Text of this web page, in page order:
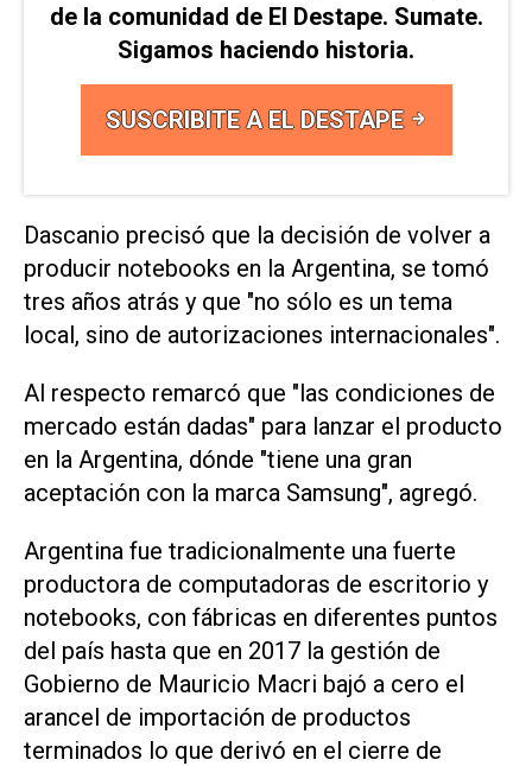
de la comunidad de El Destape. Sumate.
Sigamos haciendo historia.
SUSCRIBITE A EL DESTAPE
Dascanio precisó que la decisión de volver a
producir notebooks en la Argentina, se tomó
tres años atrás y que "no sólo es un tema
local, sino de autorizaciones internacionales".
Al respecto remarcó que "las condiciones de
mercado están dadas" para lanzar el producto
en la Argentina, dónde "tiene una gran
aceptación con la marca Samsung", agregó.
Argentina fue tradicionalmente una fuerte
productora de computadoras de escritorio y
notebooks, con fábricas en diferentes puntos
del país hasta que en 2017 la gestión de
Gobierno de Mauricio Macri bajó a cero el
arancel de importación de productos
terminados lo que derivó en el cierre de